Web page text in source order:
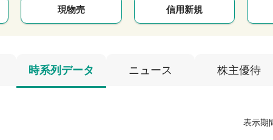
現物売 信用新規
時系列データ ニュース 株主優待
表示期